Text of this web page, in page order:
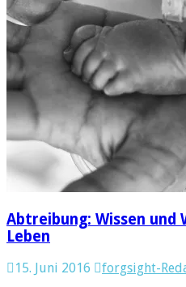
Abtreibung: Wissen und
Leben
15. Juni 2016
forgsight-